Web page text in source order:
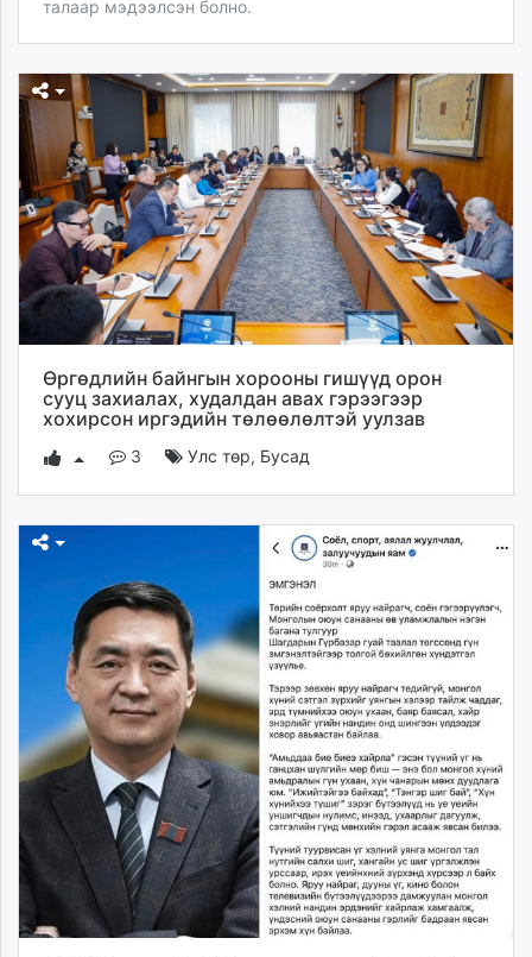
талаар мэдээлсэн болно.
Өргөдлийн байнгын хорооны гишүүд орон
сууц захиалах, худалдан авах гэрээгээр
хохирсон иргэдийн төлөөлөлтэй уулзав
3 Улс төр, Бусад